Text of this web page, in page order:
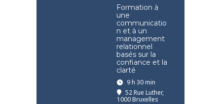
Formation à
une
communicatio
n et à un
management
relationnel
basés sur la
confiance et la
clarté
9 h 30 min
52 Rue Luther,
1000 Bruxelles